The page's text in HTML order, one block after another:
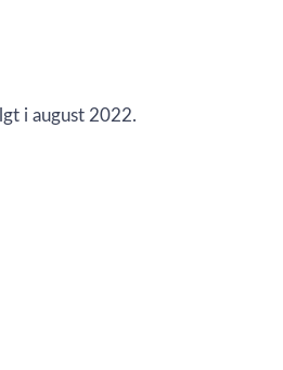
i august 2022.